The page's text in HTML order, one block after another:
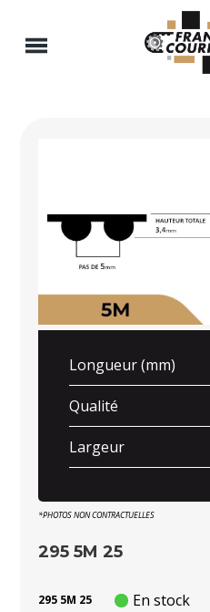
Longueur (mm)
Qualité
Largeur
*PHOTOS NON CONTRACTUELLES
295 5M 25
295 5M 25 En stock
Panneau de gestion des cookies